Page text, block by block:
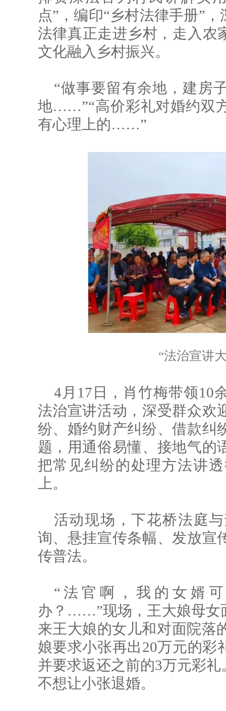
点”，编印“乡村法律手册”
法律真正走进乡村，走入农
文化融入乡村振兴。
“做事要留有余地，建房
地……”“高价彩礼对婚约双
有心理上的……”
“法治宣讲
4月17日，肖竹梅带领10
法治宣讲活动，深受群众欢
纷、婚约财产纠纷、借款纠
题，用通俗易懂、接地气的
把常见纠纷的处理方法讲
上。
活动现场，下花桥法庭
询、悬挂宣传条幅、发放宣
传普法。
“法官啊，我的女婿
办？……”现场，王大娘母女
来王大娘的女儿和对面院落
娘要求小张再出20万元的彩
并要求返还之前的3万元彩
不想让小张退婚。